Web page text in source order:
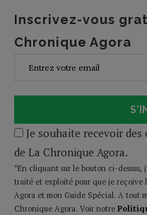
Inscrivez-vous
Chronique Agora
Je souhaite recevoir
de La Chronique Agora.
*En cliquant sur le bouton ci-dessus,
traité et exploité pour que je
Agora et mon Guide Spécial. A tout
Chronique Agora. Voir notre